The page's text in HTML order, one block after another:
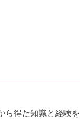
ら得た知識と経験を